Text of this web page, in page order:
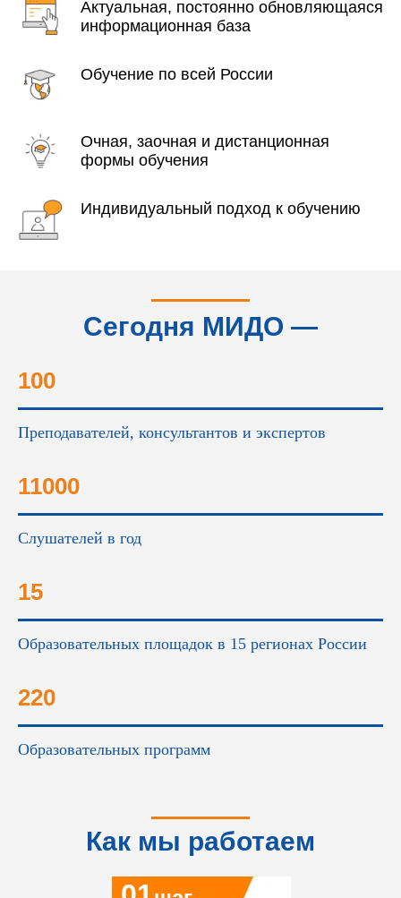
Актуальная, постоянно обновляющаяся
информационная база
Обучение по всей России
Очная, заочная и дистанционная
формы обучения
Индивидуальный подход к обучению
Сегодня МИДО —
100
Преподавателей, консультантов и экспертов
11000
Слушателей в год
15
Образовательных площадок в 15 регионах России
220
Образовательных программ
Как мы работаем